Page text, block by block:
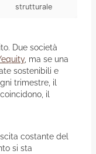
strutturale
Due società
, ma se una
sostenibili e
trimestre, il
il
costante del
si sta